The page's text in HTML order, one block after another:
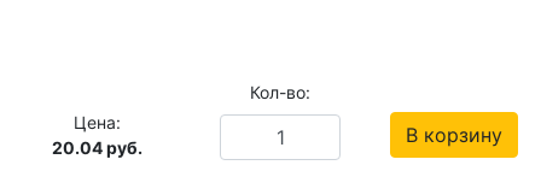
Цена:
20.04руб.
Кол-во:
В корзину